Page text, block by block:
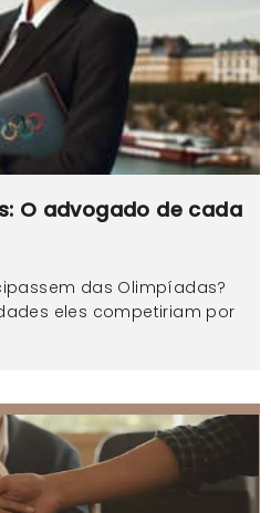
O advogado de cada
das Olimpíadas?
eles competiriam por